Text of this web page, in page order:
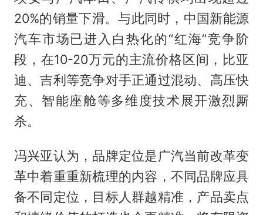
20%的销量下滑。与此同时，中国新能源
汽车市场已进入白热化的“红海”竞争阶
段，在10-20万元的主流价格区间，比亚
迪、吉利等竞争对手正通过混动、高压快
充、智能座舱等多维度技术展开激烈厮
杀。
冯兴亚认为，品牌定位是广汽当前改革变
革中着重重新梳理的内容，不同品牌应具
备不同定位，目标人群越精准，产品卖点